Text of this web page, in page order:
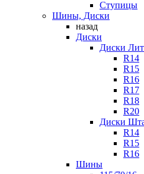
Ступицы
Шины, Диски
назад
Диски
Диски
R14
R15
R16
R17
R18
R20
Диски
R14
R15
R16
Шины